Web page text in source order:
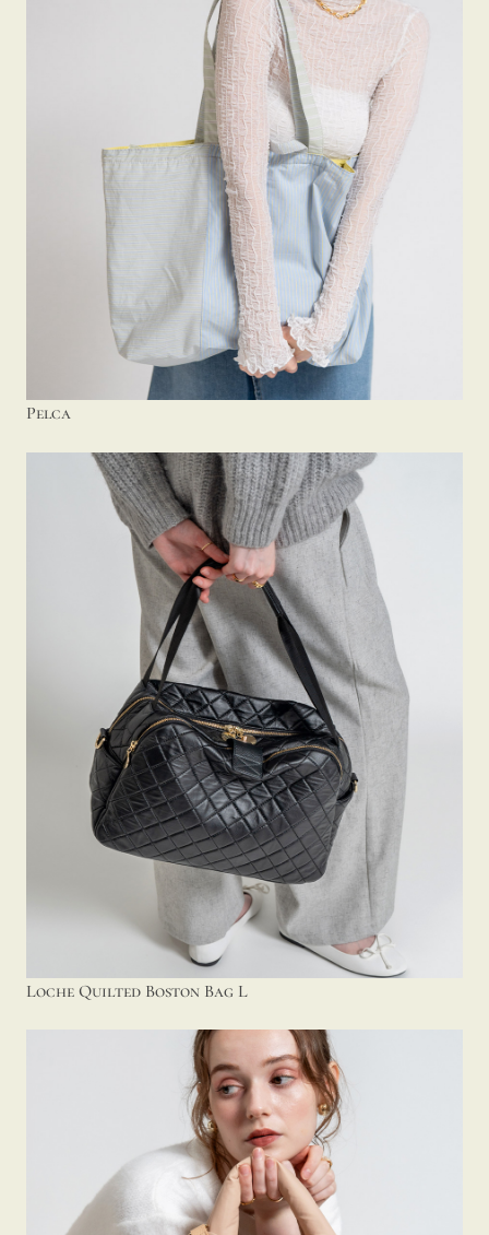
Pelca
Loche Quilted Boston Bag L